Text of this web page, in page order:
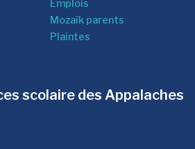
Emplois
Mozaîk parents
Plaintes
scolaire des Appalaches